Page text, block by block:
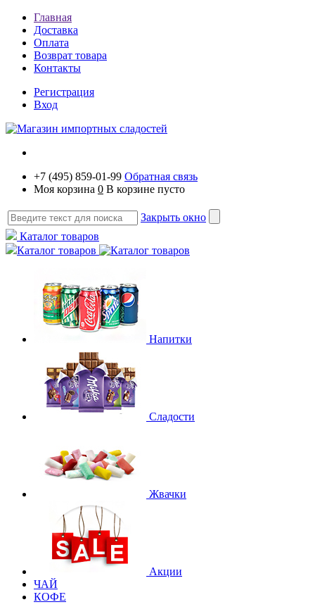
Главная
Доставка
Оплата
Возврат товара
Контакты
Регистрация
Вход
+7 (495) 859-01-99 Обратная связь
Моя корзина 0 В корзине пусто
Закрыть окно
Каталог товаров
Каталог товаров
Напитки
Сладости
Жвачки
Акции
ЧАЙ
КОФЕ